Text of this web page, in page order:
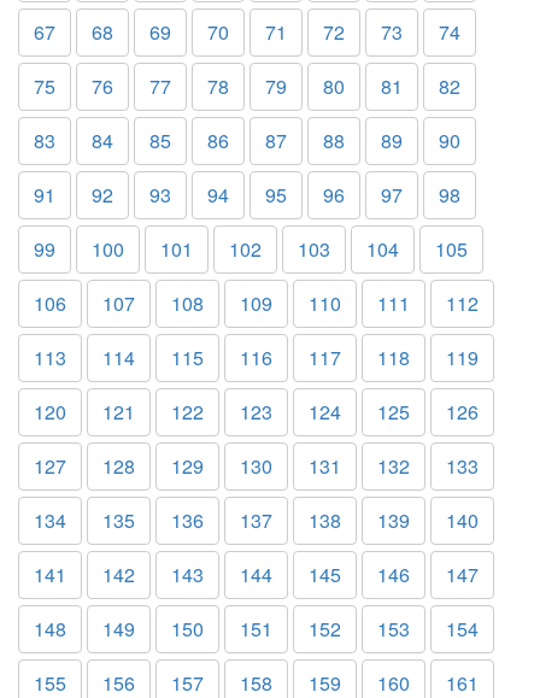
67
68 69 70 71 72 73
74
75
76 77 78 79 80 81
82
83
84 85 86 87 88 89
90
91
92 93 94 95 96 97
98
99
100 101 102 103 104
105
106
107 108 109 110 111
112
113
114 115 116 117 118
119
120
121 122 123 124 125
126
127
128 129 130 131 132
133
134
135 136 137 138 139
140
141
142 143 144 145 146
147
148
149 150 151 152 153
154
155
156 157 158 159 160
161